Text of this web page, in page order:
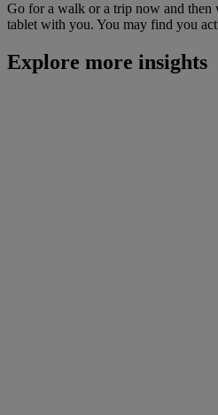
Go for a walk or a trip now and
tablet with you. You may find you
Explore more insights